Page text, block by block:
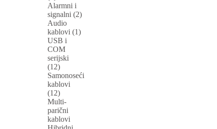
Alarmni i
signalni (2)
Audio
kablovi (1)
USB i
COM
serijski
(12)
Samonoseći
kablovi
(12)
Multi-
parični
kablovi